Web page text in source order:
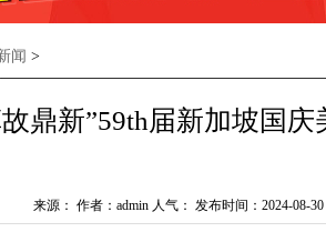
闻 >
故鼎新”59th届新加坡国
来源： 作者：admin 人气： 发布时间：2024-08-30